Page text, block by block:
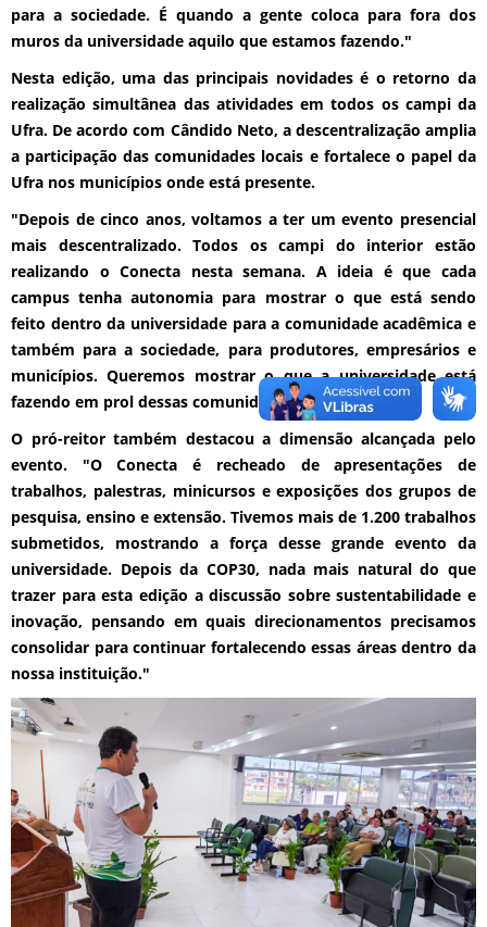
para a sociedade. É quando a gente coloca para fora dos
muros da universidade aquilo que estamos fazendo."
Nesta edição, uma das principais novidades é o retorno da
realização simultânea das atividades em todos os campi da
Ufra. De acordo com Cândido Neto, a descentralização amplia
a participação das comunidades locais e fortalece o papel da
Ufra nos municípios onde está presente.
"Depois de cinco anos, voltamos a ter um evento presencial
mais descentralizado. Todos os campi do interior estão
realizando o Conecta nesta semana. A ideia é que cada
campus tenha autonomia para mostrar o que está sendo
feito dentro da universidade para a comunidade acadêmica e
também para a sociedade, para produtores, empresários e
municípios. Queremos mostrar o que a universidade está
fazendo em prol dessas comunidades", afirmou.
O pró-reitor também destacou a dimensão alcançada pelo
evento. "O Conecta é recheado de apresentações de
trabalhos, palestras, minicursos e exposições dos grupos de
pesquisa, ensino e extensão. Tivemos mais de 1.200 trabalhos
submetidos, mostrando a força desse grande evento da
universidade. Depois da COP30, nada mais natural do que
trazer para esta edição a discussão sobre sustentabilidade e
inovação, pensando em quais direcionamentos precisamos
consolidar para continuar fortalecendo essas áreas dentro da
nossa instituição."